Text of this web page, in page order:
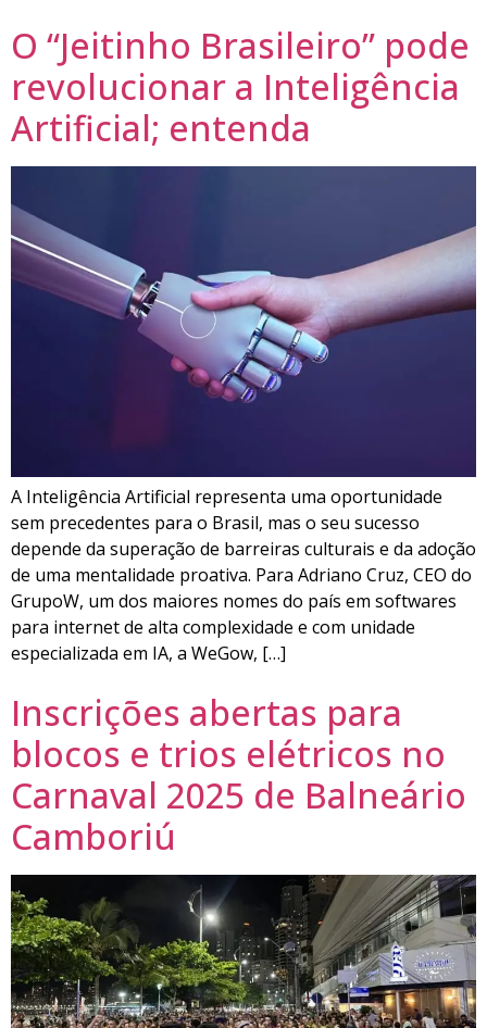
O “Jeitinho Brasileiro” pode
revolucionar a Inteligência
Artificial; entenda
A Inteligência Artificial representa uma oportunidade
sem precedentes para o Brasil, mas o seu sucesso
depende da superação de barreiras culturais e da adoção
de uma mentalidade proativa. Para Adriano Cruz, CEO do
GrupoW, um dos maiores nomes do país em softwares
para internet de alta complexidade e com unidade
especializada em IA, a WeGow, […]
Inscrições abertas para
blocos e trios elétricos no
Carnaval 2025 de Balneário
Camboriú